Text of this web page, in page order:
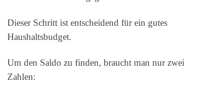
Dieser Schritt ist entscheidend für ein gutes
Haushaltsbudget.
Um den Saldo zu finden, braucht man nur zwei
Zahlen: